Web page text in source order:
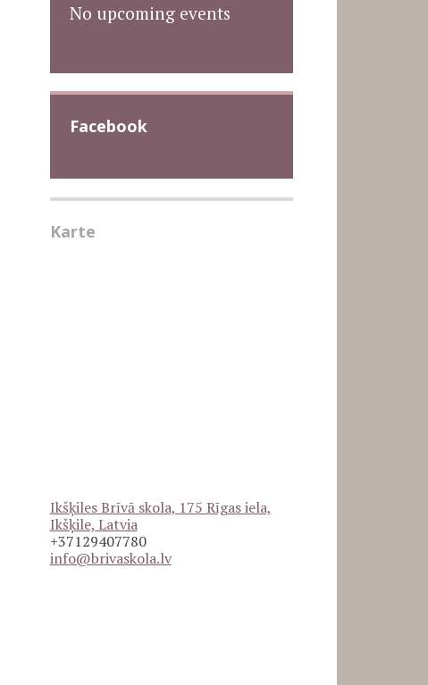
No upcoming events
Facebook
Karte
Ikšķiles Brīvā skola, 175 Rīgas iela,
Ikšķile, Latvia
+37129407780
info@brivaskola.lv